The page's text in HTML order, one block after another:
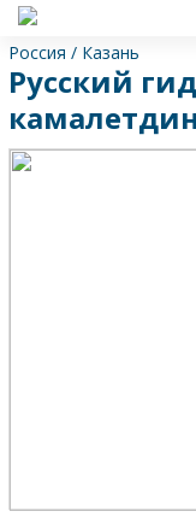
Россия / Казань
Русский